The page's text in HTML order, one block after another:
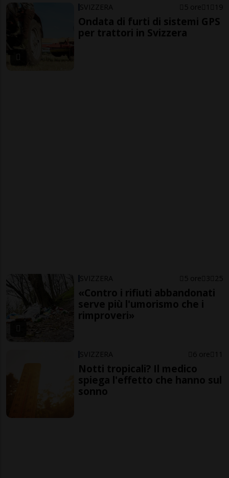
SVIZZERA 5 ore 1 19
Ondata di furti di sistemi GPS
per trattori in Svizzera
SVIZZERA 5 ore 3 25
«Contro i rifiuti abbandonati
serve più l'umorismo che i
rimproveri»
SVIZZERA 6 ore 11
Notti tropicali? Il medico
spiega l'effetto che hanno sul
sonno